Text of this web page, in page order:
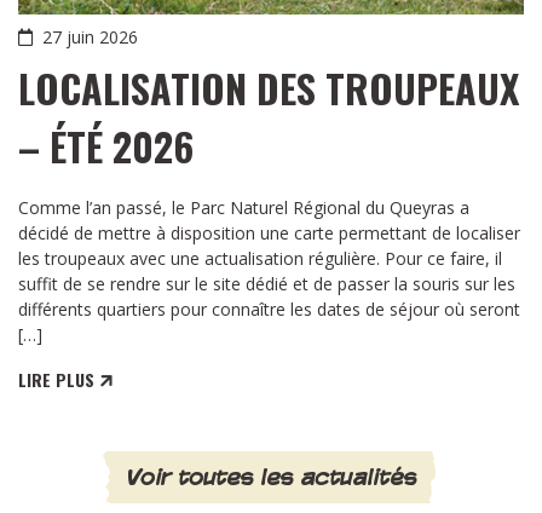
27 juin 2026
LOCALISATION DES TROUPEAUX
– ÉTÉ 2026
Comme l’an passé, le Parc Naturel Régional du Queyras a
décidé de mettre à disposition une carte permettant de localiser
les troupeaux avec une actualisation régulière. Pour ce faire, il
suffit de se rendre sur le site dédié et de passer la souris sur les
différents quartiers pour connaître les dates de séjour où seront
[…]
LIRE PLUS
Voir toutes les actualités